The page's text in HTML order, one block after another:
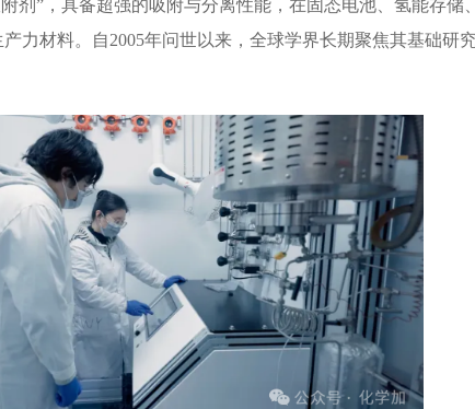
剂”，具备超强的吸附与分离性能，在固态电池、氢能存储
力材料。自2005年问世以来，全球学界长期聚焦其基础研